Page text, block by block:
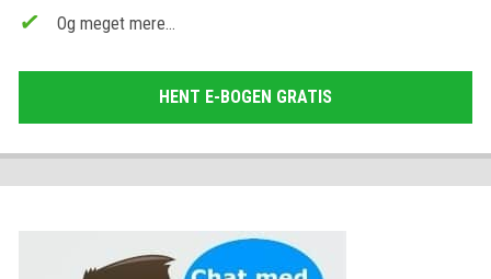
Og meget mere…
HENT E-BOGEN GRATIS